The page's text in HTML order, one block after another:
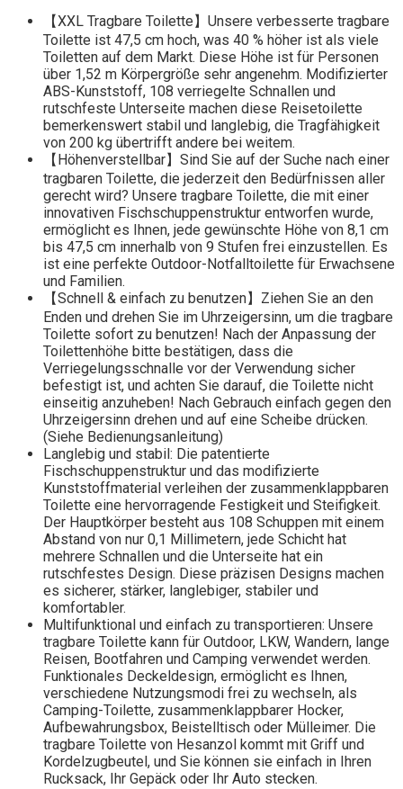
【XXL Tragbare Toilette】Unsere verbesserte tragbare
Toilette ist 47,5 cm hoch, was 40 % höher ist als viele
Toiletten auf dem Markt. Diese Höhe ist für Personen
über 1,52 m Körpergröße sehr angenehm. Modifizierter
ABS-Kunststoff, 108 verriegelte Schnallen und
rutschfeste Unterseite machen diese Reisetoilette
bemerkenswert stabil und langlebig, die Tragfähigkeit
von 200 kg übertrifft andere bei weitem.
【Höhenverstellbar】Sind Sie auf der Suche nach einer
tragbaren Toilette, die jederzeit den Bedürfnissen aller
gerecht wird? Unsere tragbare Toilette, die mit einer
innovativen Fischschuppenstruktur entworfen wurde,
ermöglicht es Ihnen, jede gewünschte Höhe von 8,1 cm
bis 47,5 cm innerhalb von 9 Stufen frei einzustellen. Es
ist eine perfekte Outdoor-Notfalltoilette für Erwachsene
und Familien.
【Schnell & einfach zu benutzen】Ziehen Sie an den
Enden und drehen Sie im Uhrzeigersinn, um die tragbare
Toilette sofort zu benutzen! Nach der Anpassung der
Toilettenhöhe bitte bestätigen, dass die
Verriegelungsschnalle vor der Verwendung sicher
befestigt ist, und achten Sie darauf, die Toilette nicht
einseitig anzuheben! Nach Gebrauch einfach gegen den
Uhrzeigersinn drehen und auf eine Scheibe drücken.
(Siehe Bedienungsanleitung)
Langlebig und stabil: Die patentierte
Fischschuppenstruktur und das modifizierte
Kunststoffmaterial verleihen der zusammenklappbaren
Toilette eine hervorragende Festigkeit und Steifigkeit.
Der Hauptkörper besteht aus 108 Schuppen mit einem
Abstand von nur 0,1 Millimetern, jede Schicht hat
mehrere Schnallen und die Unterseite hat ein
rutschfestes Design. Diese präzisen Designs machen
es sicherer, stärker, langlebiger, stabiler und
komfortabler.
Multifunktional und einfach zu transportieren: Unsere
tragbare Toilette kann für Outdoor, LKW, Wandern, lange
Reisen, Bootfahren und Camping verwendet werden.
Funktionales Deckeldesign, ermöglicht es Ihnen,
verschiedene Nutzungsmodi frei zu wechseln, als
Camping-Toilette, zusammenklappbarer Hocker,
Aufbewahrungsbox, Beistelltisch oder Mülleimer. Die
tragbare Toilette von Hesanzol kommt mit Griff und
Kordelzugbeutel, und Sie können sie einfach in Ihren
Rucksack, Ihr Gepäck oder Ihr Auto stecken.